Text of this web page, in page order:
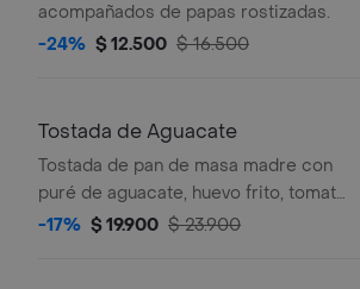
acompañados de papas rostizadas.
-24% $ 12.500 $ 16.500
Tostada de Aguacate
Tostada de pan de masa madre con
puré de aguacate, huevo frito, tomate
en cubos, quinoa crocante y queso
-17% $ 19.900 $ 23.900